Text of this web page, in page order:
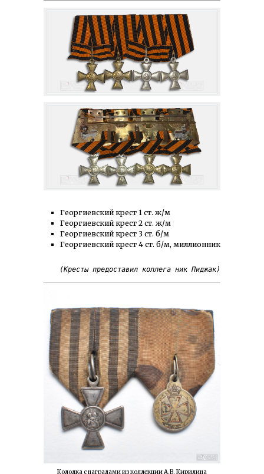
Георгиевский крест 1 ст. ж/м
Георгиевский крест 2 ст. ж/м
Георгиевский крест 3 ст. б/м
Георгиевский крест 4 ст. б/м, миллионник
(Кресты предоставил коллега ник Пиджак)
Колодка с наградами из коллекции А.В. Кирилина